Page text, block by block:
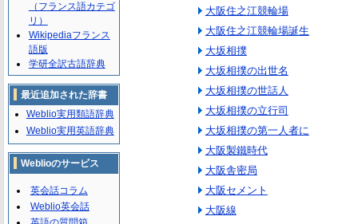
大阪住之江競輪場
大阪住之江競輪場誕生
大坂相撲
大坂相撲の出世名
大坂相撲の世話人
大坂相撲の立行司
大坂相撲の第一人者に
大阪製鐵時代
大阪舎密局
大阪セメント
大阪線
（フランス語カテゴ
リ）
Wikipediaフランス
語版
学研全訳古語辞典
最近追加された辞書
Weblio実用類語辞典
Weblio実用英語辞典
Weblioのサービス
英会話コラム
Weblio英会話